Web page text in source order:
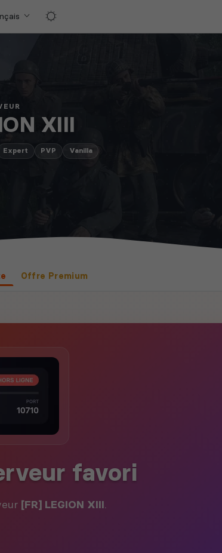
XIII
Expert PVP Vanilla
Offre Premium
favori
[FR] LEGION XIII.